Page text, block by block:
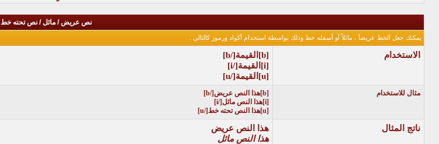
نص عريض / مائل / نص تحته خط
يمكنك جعل الخط عريضآ ، مائلاً أو أسفله خط وذلك بواسطة استخدام أكواد ورموز كالتالي .
الاستخدام [b] القيمة[/b]
[i]
القيمة[/i]
[u]
القيمة[/u]
مثال للاستخدام
[b]هذا النص عريض[/b]
[i]هذا النص مائل[/i]
[u]هذا النص تحته خط[/u]
ناتج المثال
هذا النص عريض
هذا النص مائل